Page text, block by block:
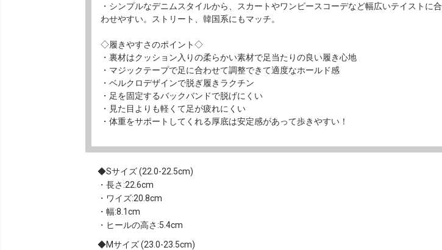
・シンプルなデニムスタイルから、スカートやワンピースコーデなど幅広いテイストに合
わせやすい。ストリート、韓国系にもマッチ。
◇履きやすさのポイント◇
・裏材はクッション入りの柔らかい素材で足当たりの良い履き心地
・マジックテープで足に合わせて調整できて適度なホールド感
・ベルクロデザインで脱ぎ履きラクチン
・足を固定するバックバンドで脱げにくい
・見た目よりも軽くて足が疲れにくい
・体重をサポートしてくれる厚底は安定感があって歩きやすい！
Sサイズ (22.0-22.5cm)
・長さ:22.6cm
・ワイズ:20.8cm
・幅:8.1cm
・ヒールの高さ:5.4cm
Mサイズ (23.0-23.5cm)